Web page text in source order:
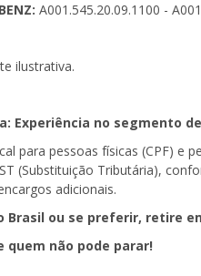
A001.545.20.09.1100 -
ilustrativa.
Experiência no segmento
para pessoas físicas (CPF) e
(Substituição Tributária),
adicionais.
Brasil ou se preferir, retire
quem não pode parar!